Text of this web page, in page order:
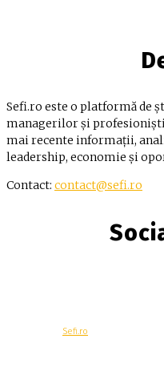
Sefi.ro este o platformă de
managerilor și
mai recente informații,
leadership, economie și
Contact: contact@sefi.ro
Sefi.ro